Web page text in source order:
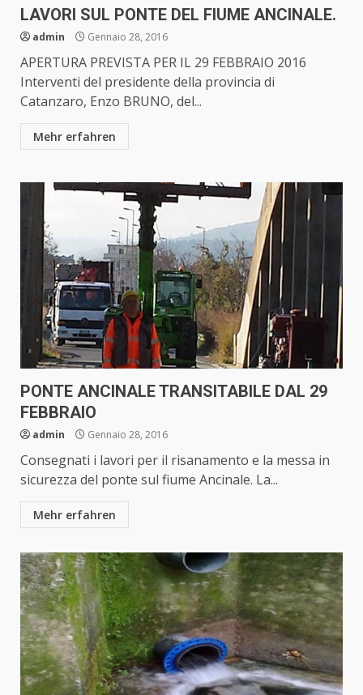
LAVORI SUL PONTE DEL FIUME ANCINALE.
admin Gennaio 28, 2016
APERTURA PREVISTA PER IL 29 FEBBRAIO 2016
Interventi del presidente della provincia di
Catanzaro, Enzo BRUNO, del...
Mehr erfahren
PONTE ANCINALE TRANSITABILE DAL 29
FEBBRAIO
admin Gennaio 28, 2016
Consegnati i lavori per il risanamento e la messa in
sicurezza del ponte sul fiume Ancinale. La...
Mehr erfahren